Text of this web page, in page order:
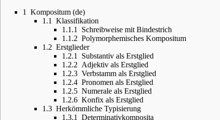
1
Kompositum (de)
1.1
Klassifikation
1.1.1
Schreibweise mit Bindestrich
1.1.2 Polymorphemisches Kompositum
1.2 Erstglieder
1.2.1
Substantiv als Erstglied
1.2.2 Adjektiv als Erstglied
1.2.3 Verbstamm als Erstglied
1.2.4 Pronomen als Erstglied
1.2.5 Numerale als Erstglied
1.2.6 Konfix als Erstglied
1.3 Herkömmliche Typisierung
1.3.1
Determinativkomposita